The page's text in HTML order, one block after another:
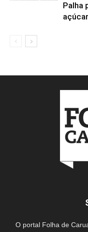
Palha
açúcar
O portal Folha de